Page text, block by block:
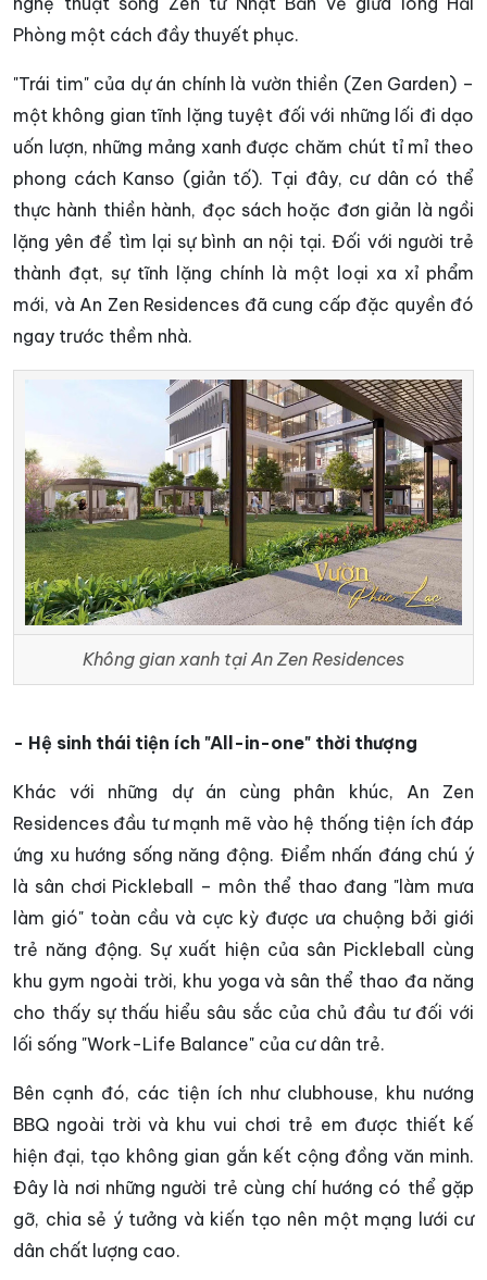
Phòng một cách đầy thuyết phục.
"Trái tim" của dự án chính là vườn thiền (Zen Garden) –
một không gian tĩnh lặng tuyệt đối với những lối đi dạo
uốn lượn, những mảng xanh được chăm chút tỉ mỉ theo
phong cách Kanso (giản tố). Tại đây, cư dân có thể
thực hành thiền hành, đọc sách hoặc đơn giản là ngồi
lặng yên để tìm lại sự bình an nội tại. Đối với người trẻ
thành đạt, sự tĩnh lặng chính là một loại xa xỉ phẩm
mới, và An Zen Residences đã cung cấp đặc quyền đó
ngay trước thềm nhà.
Không gian xanh tại An Zen Residences
- Hệ sinh thái tiện ích "All-in-one" thời thượng
Khác với những dự án cùng phân khúc, An Zen
Residences đầu tư mạnh mẽ vào hệ thống tiện ích đáp
ứng xu hướng sống năng động. Điểm nhấn đáng chú ý
là sân chơi Pickleball – môn thể thao đang "làm mưa
làm gió" toàn cầu và cực kỳ được ưa chuộng bởi giới
trẻ năng động. Sự xuất hiện của sân Pickleball cùng
khu gym ngoài trời, khu yoga và sân thể thao đa năng
cho thấy sự thấu hiểu sâu sắc của chủ đầu tư đối với
lối sống "Work-Life Balance" của cư dân trẻ.
Bên cạnh đó, các tiện ích như clubhouse, khu nướng
BBQ ngoài trời và khu vui chơi trẻ em được thiết kế
hiện đại, tạo không gian gắn kết cộng đồng văn minh.
Đây là nơi những người trẻ cùng chí hướng có thể gặp
gỡ, chia sẻ ý tưởng và kiến tạo nên một mạng lưới cư
dân chất lượng cao.